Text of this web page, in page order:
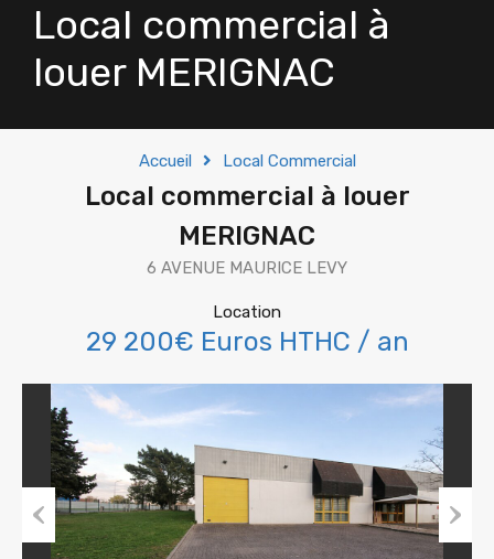
Local commercial à
louer MERIGNAC
Accueil Local Commercial
Local commercial à louer
MERIGNAC
6 AVENUE MAURICE LEVY
Location
29 200€ Euros HTHC / an